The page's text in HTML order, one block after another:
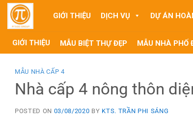
Skip
content
GIỚI THIỆU DỊCH VỤ DỰ ÁN
GIỚI THIỆU MẪU BIỆT THỰ ĐẸP MẪU NHÀ PHỐ
MẪU NHÀ CẤP 4
Nhà cấp 4 nông thôn
POSTED ON 03/08/2020 BY KTS. TRẦN PHI SÁNG